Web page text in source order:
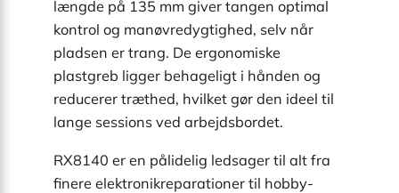
længde på 135 mm giver tangen optimal
kontrol og manøvredygtighed, selv når
pladsen er trang. De ergonomiske
plastgreb ligger behageligt i hånden og
reducerer træthed, hvilket gør den ideel til
lange sessions ved arbejdsbordet.
RX8140 er en pålidelig ledsager til alt fra
finere elektronikreparationer til hobby-